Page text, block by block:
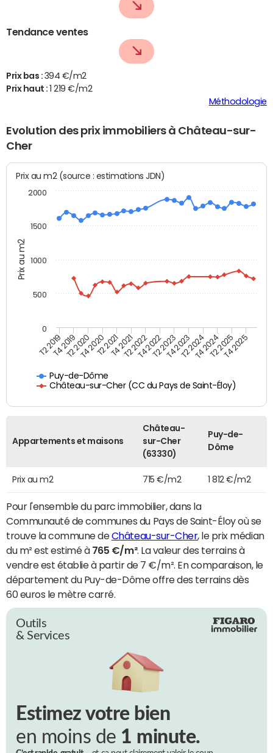
Tendance ventes
Prix bas : 394 €/m2
Prix haut :
1 219 €/m2
Méthodologie
Evolution des prix immobiliers à Château-sur-
Cher
Prix au m2
Prix au m2 (source : estimations JDN)
Puy-de-Dôme
Château-sur-Cher (CC du Pays de Saint-Éloy)
T2 2019T4 2019T2 2020T4 2020T2 2021T4 2021T2 2022T4 2022T2 2023T4 2023T2 2024T4 2024T2 2025T4 2025
0
500
1000
1500
2000
Appartements et maisons
Château-
sur-Cher
(63330)
Puy-de-
Dôme
Prix au m2 715 €/m2 1 812 €/m2
Pour l'ensemble du parc immobilier, dans la
Communauté de communes du Pays de Saint-Éloy où se
trouve la commune deChâteau-sur-Cher, le prix médian
du m² est estimé à 765 €/m². La valeur des terrains à
vendre est établie à partir de 7 €/m². En comparaison, le
département du Puy-de-Dôme offre des terrains dès
60 euros le mètre carré.
Outils
& Services
Estimez votre bien
en moins de 1 minute.